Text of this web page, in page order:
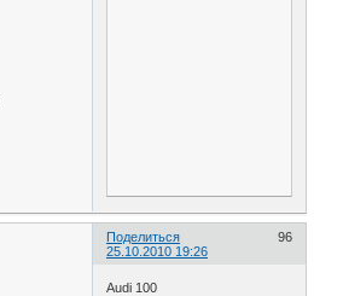
Поделиться
96
25.10.2010 19:26
Audi 100